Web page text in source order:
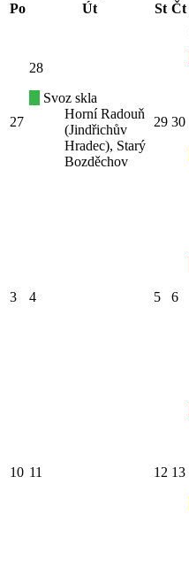
Po
Út St Čt
27
28
Svoz skla
Horní Radouň
(Jindřichův
Hradec), Starý
Bozděchov
29 30
3 4 5 6
10 11 12 13